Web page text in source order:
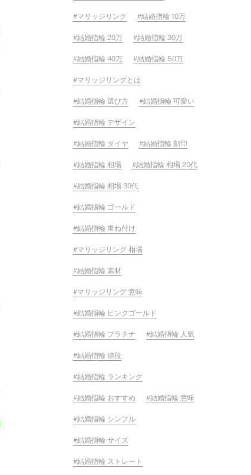
マリッジリング 結婚指輪 10万
結婚指輪 20万 結婚指輪 30万
結婚指輪 40万 結婚指輪 50万
マリッジリングとは
結婚指輪 選び方 結婚指輪 可愛い
結婚指輪 デザイン
結婚指輪 ダイヤ 結婚指輪 刻印
結婚指輪 相場 結婚指輪 相場 20代
結婚指輪 相場 30代
結婚指輪 ゴールド
結婚指輪 重ね付け
マリッジリング 相場
結婚指輪 素材
マリッジリング 意味
結婚指輪 ピンクゴールド
結婚指輪 プラチナ 結婚指輪 人気
結婚指輪 値段
結婚指輪 ランキング
結婚指輪 おすすめ 結婚指輪 意味
結婚指輪 シンプル
結婚指輪 サイズ
結婚指輪 ストレート